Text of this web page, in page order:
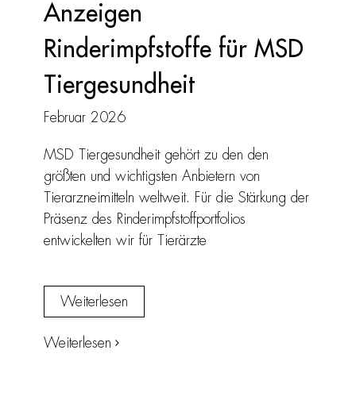
Anzeigen
Rinderimpfstoffe für MSD
Tiergesundheit
Februar 2026
MSD Tiergesundheit gehört zu den den
größten und wichtigsten Anbietern von
Tierarzneimitteln weltweit. Für die Stärkung der
Präsenz des Rinderimpfstoffportfolios
entwickelten wir für Tierärzte
Weiterlesen
Weiterlesen